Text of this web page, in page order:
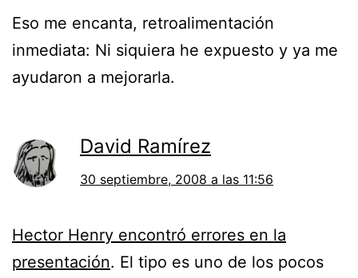
Eso me encanta, retroalimentación
inmediata: Ni siquiera he expuesto y ya me
ayudaron a mejorarla.
David Ramírez
30 septiembre, 2008 a las 11:56
Hector Henry encontró errores en la
presentación. El tipo es uno de los pocos